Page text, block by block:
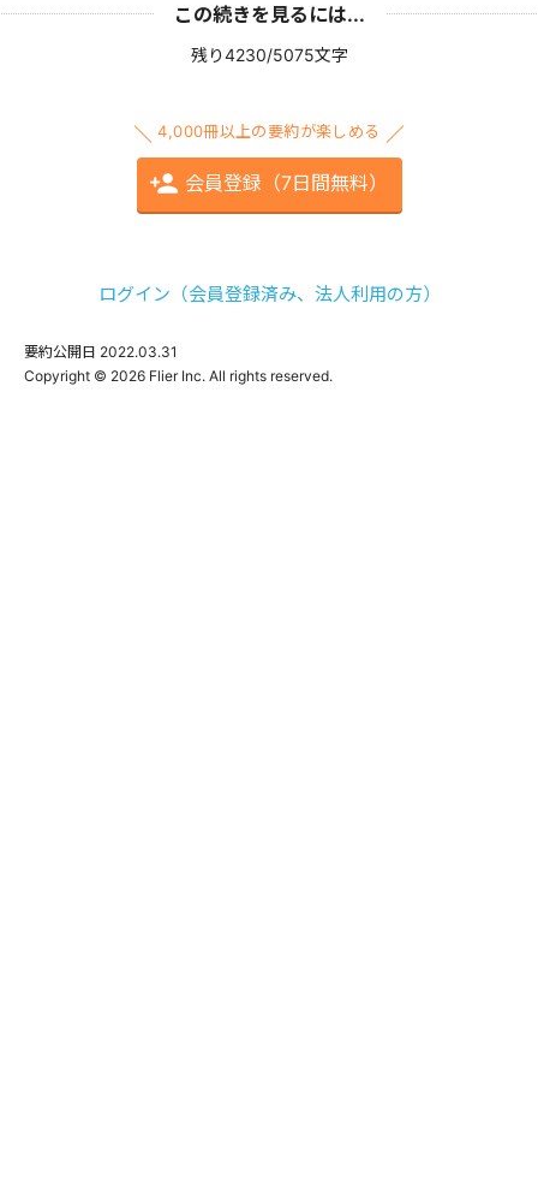
この続きを見るには...
残り4230/5075文字
4,000冊以上の要約が楽しめる
会員登録（7日間無料）
ログイン（会員登録済み、法人利用の方）
要約公開日 2022.03.31